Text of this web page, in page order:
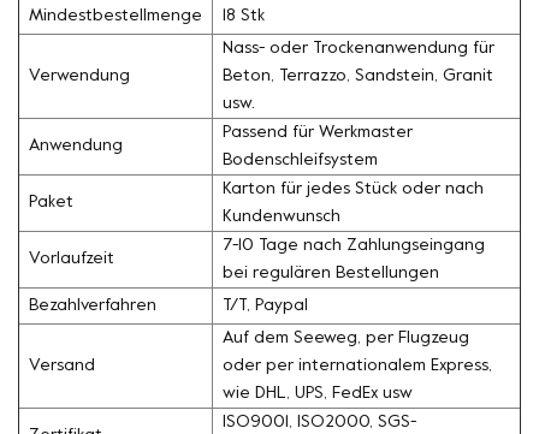
Mindestbestellmenge 18 Stk
Verwendung
Nass- oder Trockenanwendung für
Beton, Terrazzo, Sandstein, Granit
usw.
Anwendung
Passend für Werkmaster
Bodenschleifsystem
Paket
Karton für jedes Stück oder nach
Kundenwunsch
Vorlaufzeit
7-10 Tage nach Zahlungseingang
bei regulären Bestellungen
Bezahlverfahren T/T, Paypal
Versand
Auf dem Seeweg, per Flugzeug
oder per internationalem Express,
wie DHL, UPS, FedEx usw
ISO9001, ISO2000, SGS-